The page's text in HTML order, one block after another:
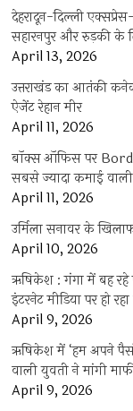
देहरादून-दिल्ली
सहारनपुर और रुड़की के
April 13, 2026
उत्तराखंड का आतंकी
ऐजेंट रेहान मीर
April 11, 2026
बॉक्स ऑफिस पर
सबसे ज्यादा कमाई
April 11, 2026
उर्मिला सनावर के
April 10, 2026
ऋषिकेश : गंगा में बह रहे
इंटरनेट मीडिया पर हो
April 9, 2026
ऋषिकेश में ‘हम अपने
वाली युवती ने मांगी
April 9, 2026